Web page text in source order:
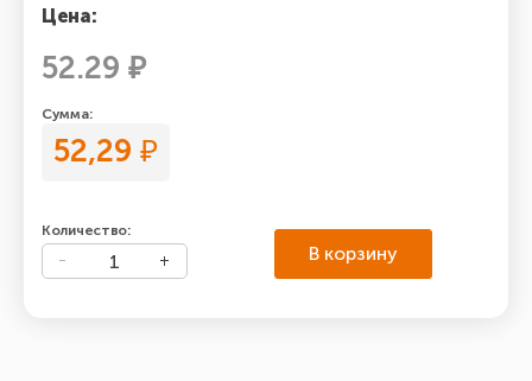
Цена:
52.29 ₽
Сумма:
52,29 ₽
Количество:
В корзину